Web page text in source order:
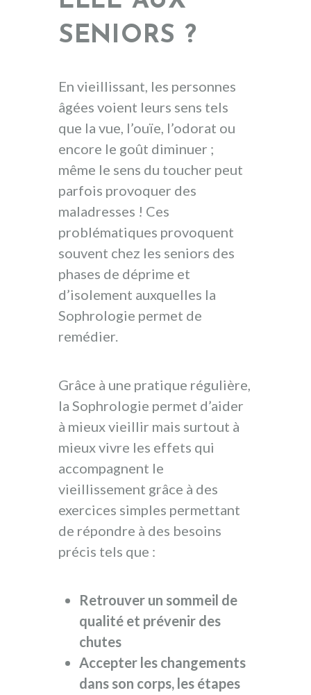
SENIORS ?
En vieillissant, les personnes
âgées voient leurs sens tels
que la vue, l’ouïe, l’odorat ou
encore le goût diminuer ;
même le sens du toucher peut
parfois provoquer des
maladresses ! Ces
problématiques provoquent
souvent chez les seniors des
phases de déprime et
d’isolement auxquelles la
Sophrologie permet de
remédier.
Grâce à une pratique régulière,
la Sophrologie permet d’aider
à mieux vieillir mais surtout à
mieux vivre les effets qui
accompagnent le
vieillissement grâce à des
exercices simples permettant
de répondre à des besoins
précis tels que :
Retrouver un sommeil de
qualité et prévenir des
chutes
Accepter les changements
dans son corps, les étapes